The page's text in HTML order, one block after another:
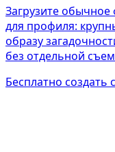
Загрузите
для профиля:
образу
без отдельной
Бесплатно создать